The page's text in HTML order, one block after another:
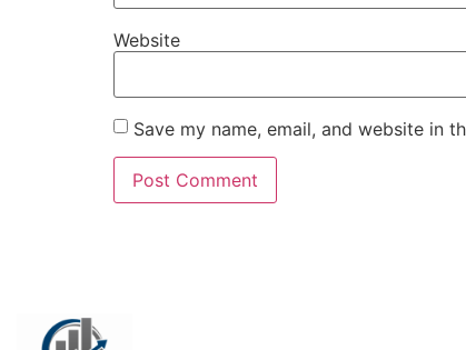
Website
Save my name, email, and website in